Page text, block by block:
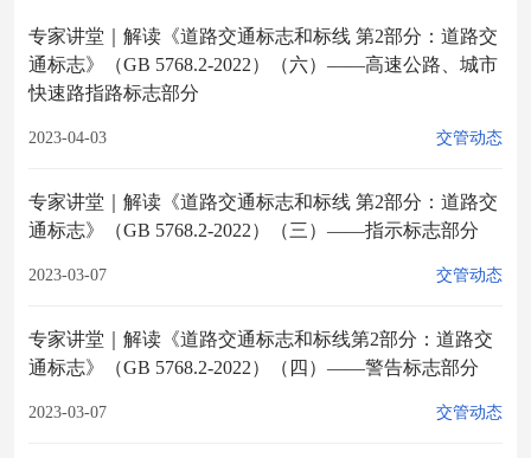
专家讲堂｜解读《道路交通标志和标线 第2部分：道路交
通标志》（GB 5768.2-2022）（六）——高速公路、城市
快速路指路标志部分
2023-04-03 交管动态
专家讲堂｜解读《道路交通标志和标线 第2部分：道路交
通标志》（GB 5768.2-2022）（三）——指示标志部分
2023-03-07 交管动态
专家讲堂｜解读《道路交通标志和标线第2部分：道路交
通标志》（GB 5768.2-2022）（四）——警告标志部分
2023-03-07 交管动态